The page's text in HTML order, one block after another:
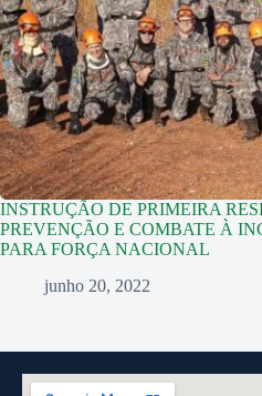
INSTRUÇÃO DE PRIMEIRA
PREVENÇÃO E COMBATE À
PARA FORÇA NACIONAL
junho 20, 2022